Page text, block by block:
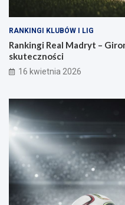
RANKINGI KLUBÓW I LIG
Rankingi Real Madryt –
skuteczności
16 kwietnia 2026